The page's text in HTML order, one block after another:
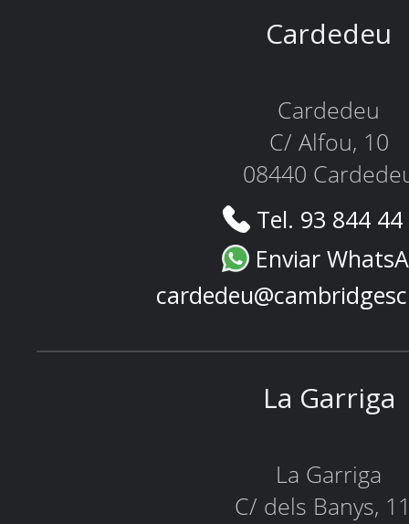
Cardedeu
Cardedeu
C/ Alfou, 10
08440
Tel. 93 844
Enviar
La Garriga
La Garriga
C/ dels Banys,